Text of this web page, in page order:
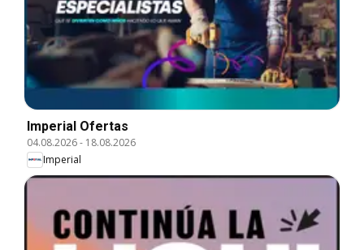
Imperial Ofertas
04.08.2026- 18.08.2026
Imperial